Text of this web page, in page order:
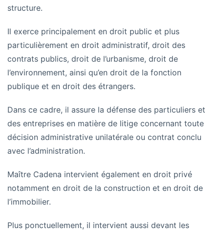
structure.
Il exerce principalement en droit public et plus
particulièrement en droit administratif, droit des
contrats publics, droit de l’urbanisme, droit de
l’environnement, ainsi qu’en droit de la fonction
publique et en droit des étrangers.
Dans ce cadre, il assure la défense des particuliers et
des entreprises en matière de litige concernant toute
décision administrative unilatérale ou contrat conclu
avec l’administration.
Maître Cadena intervient également en droit privé
notamment en droit de la construction et en droit de
l’immobilier.
Plus ponctuellement, il intervient aussi devant les